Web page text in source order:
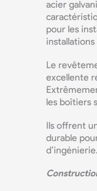
acier
pour les
Le
excellente
les boîtiers
Ils offrent
durable
d’ingénierie.